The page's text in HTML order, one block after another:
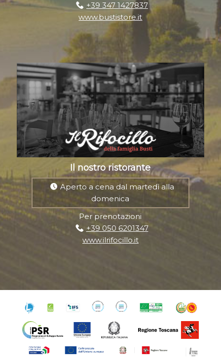
+39 347 1427837
www.bustistore.it
Il nostro ristorante
Aperto a cena dal martedì alla
domenica
Per prenotazioni
+39 050 6201347
www.ilrifocillo.it